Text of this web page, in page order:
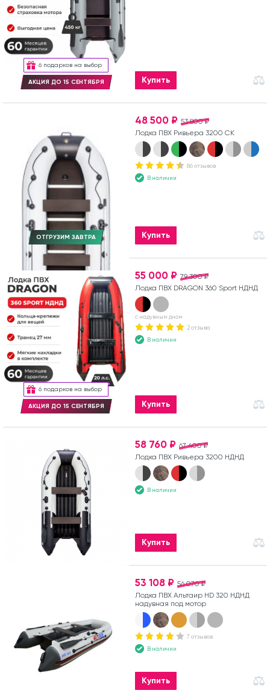
6 подарков на выбор
АКЦИЯ ДО 15 СЕНТЯБРЯ Купить
ОТГРУЗИМ ЗАВТРА
53 800 ₽
48 500 ₽
Лодка ПВХ Ривьера 3200 СК
86 отзывов
В наличии
Купить
6 подарков на выбор
АКЦИЯ ДО 15 СЕНТЯБРЯ
79 300 ₽
55 000 ₽
Лодка ПВХ DRAGON 360 Sport НДНД
с надувным дном
2 отзыва
В наличии
Купить
67 400 ₽
58 760 ₽
Лодка ПВХ Ривьера 3200 НДНД
В наличии
Купить
56 070 ₽
53 108 ₽
Лодка ПВХ Альтаир HD 320 НДНД
надувная под мотор
7 отзывов
В наличии
Купить